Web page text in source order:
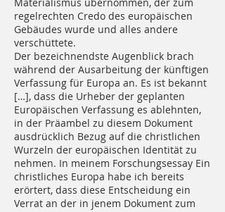
regelrechten Credo des europäischen
Gebäudes wurde und alles andere
verschüttete.
Der bezeichnendste Augenblick brach
während der Ausarbeitung der künftigen
Verfassung für Europa an. Es ist bekannt
[…], dass die Urheber der geplanten
Europäischen Verfassung es ablehnten,
in der Präambel zu diesem Dokument
ausdrücklich Bezug auf die christlichen
Wurzeln der europäischen Identität zu
nehmen. In meinem Forschungsessay Ein
christliches Europa habe ich bereits
erörtert, dass diese Entscheidung ein
Verrat an der in jenem Dokument zum